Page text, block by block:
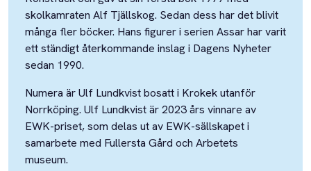
skolkamraten Alf Tjällskog. Sedan dess har det blivit
många fler böcker. Hans figurer i serien Assar har varit
ett ständigt återkommande inslag i Dagens Nyheter
sedan 1990.
Numera är Ulf Lundkvist bosatt i Krokek utanför
Norrköping. Ulf Lundkvist är 2023 års vinnare av
EWK-priset, som delas ut av EWK-sällskapet i
samarbete med Fullersta Gård och Arbetets
museum.